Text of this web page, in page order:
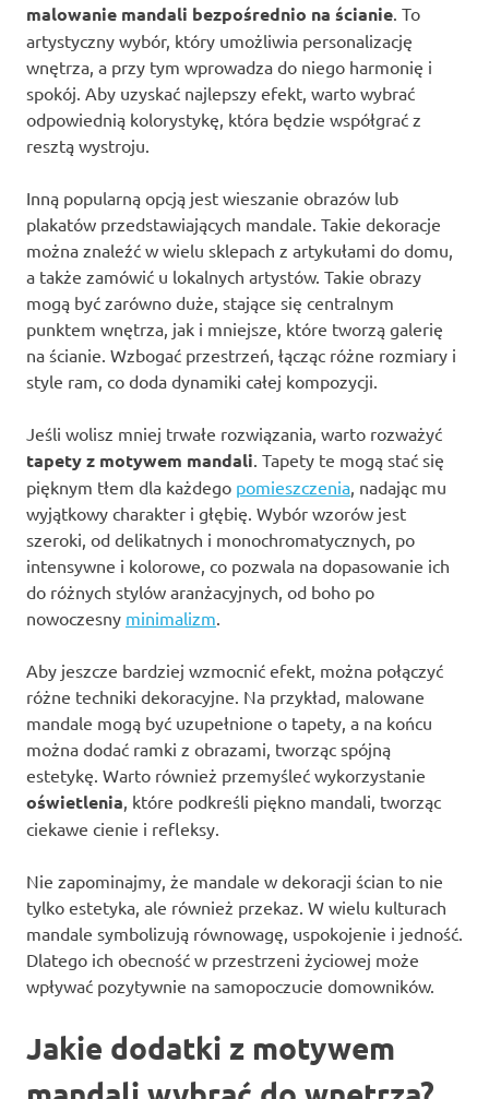
malowanie mandali bezpośrednio na ścianie . To
artystyczny wybór, który umożliwia personalizację
wnętrza, a przy tym wprowadza do niego harmonię i
spokój. Aby uzyskać najlepszy efekt, warto wybrać
odpowiednią kolorystykę, która będzie współgrać z
resztą wystroju.
Inną popularną opcją jest wieszanie obrazów lub
plakatów przedstawiających mandale. Takie dekoracje
można znaleźć w wielu sklepach z artykułami do domu,
a także zamówić u lokalnych artystów. Takie obrazy
mogą być zarówno duże, stające się centralnym
punktem wnętrza, jak i mniejsze, które tworzą galerię
na ścianie. Wzbogać przestrzeń, łącząc różne rozmiary i
style ram, co doda dynamiki całej kompozycji.
Jeśli wolisz mniej trwałe rozwiązania, warto rozważyć
tapety z motywem mandali . Tapety te mogą stać się
pięknym tłem dla każdego pomieszczenia , nadając mu
wyjątkowy charakter i głębię. Wybór wzorów jest
szeroki, od delikatnych i monochromatycznych, po
intensywne i kolorowe, co pozwala na dopasowanie ich
do różnych stylów aranżacyjnych, od boho po
nowoczesny minimalizm
Aby jeszcze bardziej wzmocnić efekt, można połączyć
różne techniki dekoracyjne. Na przykład, malowane
mandale mogą być uzupełnione o tapety, a na końcu
można dodać ramki z obrazami, tworząc spójną
estetykę. Warto również przemyśleć wykorzystanie
oświetlenia , które podkreśli piękno mandali, tworząc
ciekawe cienie i refleksy.
Nie zapominajmy, że mandale w dekoracji ścian to nie
tylko estetyka, ale również przekaz. W wielu kulturach
mandale symbolizują równowagę, uspokojenie i jedność.
Dlatego ich obecność w przestrzeni życiowej może
wpływać pozytywnie na samopoczucie domowników.
Jakie dodatki z motywem